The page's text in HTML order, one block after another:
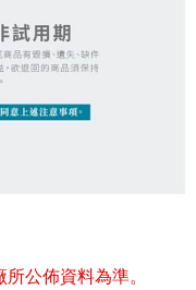
公佈資料為準。